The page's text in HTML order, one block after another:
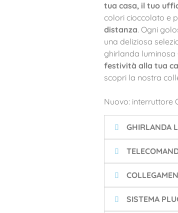
tua casa, il tuo
colori cioccolato e
distanza. Ogni
una deliziosa
ghirlanda luminosa
festività alla tua
scopri la nostra
Nuovo: interruttore
GHIRLANDA
SISTEMA